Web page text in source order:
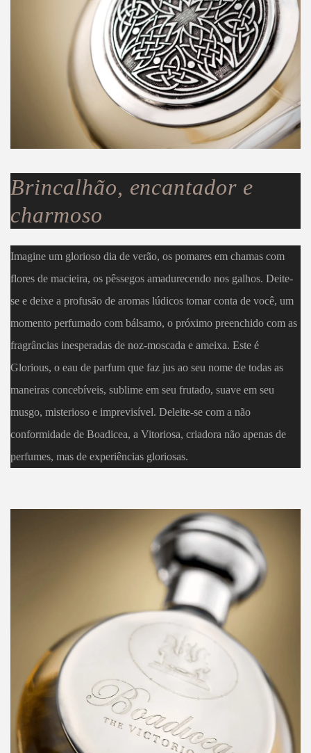
Brincalhão, encantador e
charmoso
Imagine um glorioso dia de verão, os pomares em chamas com
flores de macieira, os pêssegos amadurecendo nos galhos. Deite-
se e deixe a profusão de aromas lúdicos tomar conta de você, um
momento perfumado com bálsamo, o próximo preenchido com as
fragrâncias inesperadas de noz-moscada e ameixa. Este é
Glorious, o eau de parfum que faz jus ao seu nome de todas as
maneiras concebíveis, sublime em seu frutado, suave em seu
musgo, misterioso e imprevisível. Deleite-se com a não
conformidade de Boadicea, a Vitoriosa, criadora não apenas de
perfumes, mas de experiências gloriosas.